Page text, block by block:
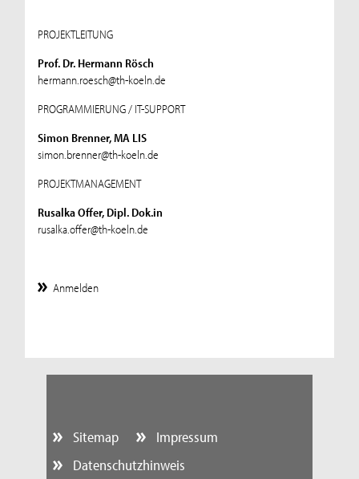
PROJEKTLEITUNG
Prof. Dr. Hermann Rösch
hermann.roesch@th-koeln.de
PROGRAMMIERUNG / IT-SUPPORT
Simon Brenner, MA LIS
simon.brenner@th-koeln.de
PROJEKTMANAGEMENT
Rusalka Offer, Dipl. Dok.in
rusalka.offer@th-koeln.de
Anmelden
Sitemap
Impressum
Datenschutzhinweis